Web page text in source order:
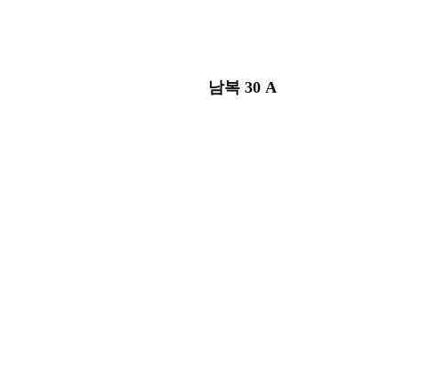
남복 30 A